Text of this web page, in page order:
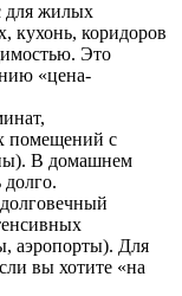
для жилых
кухонь, коридоров
Это
«цена-
помещений с
В домашнем
аэропорты). Для
вы хотите «на